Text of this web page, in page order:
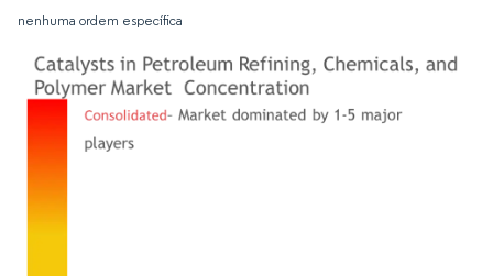
nenhuma ordem específica